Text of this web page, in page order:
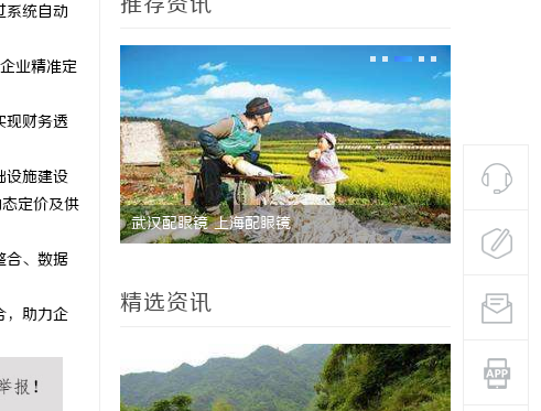
系统自动
业精准定
现财务透
设施建设
定价及供
合、数据
，助力企
武汉配眼镜 上海配眼镜 数字资产
让“IP”
精选资讯